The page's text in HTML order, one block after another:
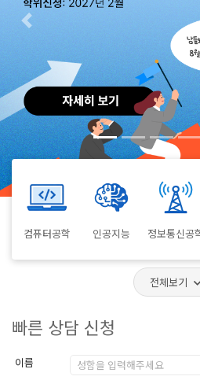
Previous
컴퓨터공학 인공지능 정보통신공
전체보기
빠른 상담 신청
이름